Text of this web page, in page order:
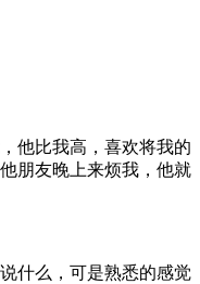
他比我高，喜欢将我的
朋友晚上来烦我，他就
什么，可是熟悉的感觉